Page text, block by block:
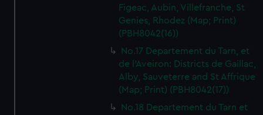
Figeac, Aubin, Villefranche, St
Genies, Rhodez (Map; Print)
(PBH8042(16))
No.17 Departement du Tarn, et
de l'Aveiron: Districts de Gaillac,
Alby, Sauveterre and St Affrique
(Map; Print) (PBH8042(17))
No.18 Departement du Tarn et